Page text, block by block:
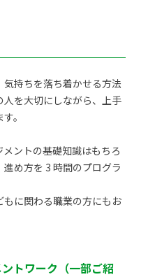
持ちを落ち着かせる方法
を大切にしながら、上手
。
ントの基礎知識はもちろ
め方を 3 時間のプログラ
に関わる職業の方にもお
トワーク（一部ご紹